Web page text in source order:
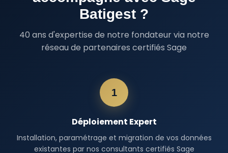
Batigest ?
40 ans d'expertise de notre fondateur via notre
réseau de partenaires certifiés Sage
1
Déploiement Expert
Installation, paramétrage et migration de vos données
existantes par nos consultants certifiés Sage